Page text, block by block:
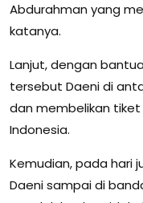
Abdurahman yang
katanya.
Lanjut, dengan
tersebut Daeni di
dan membelikan
Indonesia.
Kemudian, pada hari
Daeni sampai di